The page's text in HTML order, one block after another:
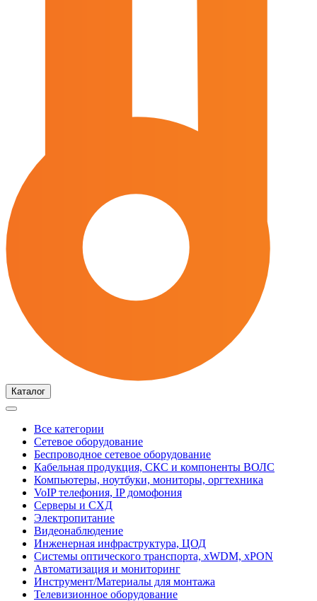
Каталог
Все категории
Сетевое оборудование
Беспроводное сетевое оборудование
Кабельная продукция, СКС и компоненты ВОЛС
Компьютеры, ноутбуки, мониторы, оргтехника
VoIP телефония, IP домофония
Серверы и СХД
Электропитание
Видеонаблюдение
Инженерная инфраструктура, ЦОД
Системы оптического транспорта, xWDM, xPON
Автоматизация и мониторинг
Инструмент/Материалы для монтажа
Телевизионное оборудование